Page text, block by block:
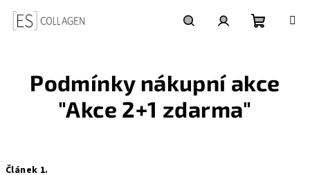
obsah
košík
Podmínky nákupní akce
"Akce 2+1 zdarma"
Článek 1.